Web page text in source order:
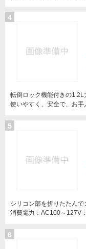
4
転倒ロック機能付きの1.2L
使いやすく、安全で、お手
5
シリコン部を折りたたんで
消費電力：AC100～127V
6